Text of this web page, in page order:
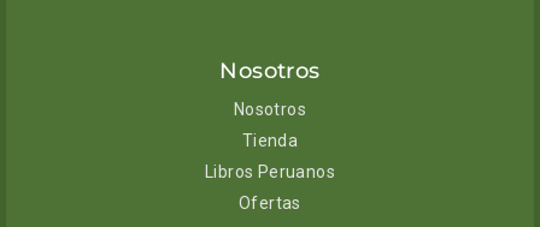
Nosotros
Nosotros
Tienda
Libros Peruanos
Ofertas